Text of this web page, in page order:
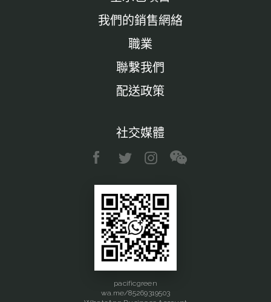
我們的銷售網絡
職業
聯繫我們
配送政策
社交媒體
pacificgreen
wa.me/85269319503